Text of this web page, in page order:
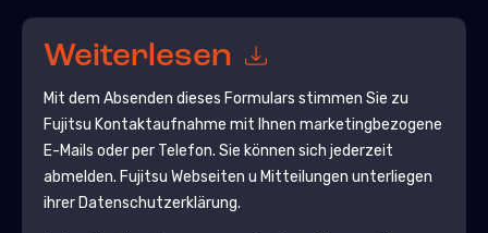
Weiterlesen
Mit dem Absenden dieses Formulars stimmen Sie zu
Fujitsu Kontaktaufnahme mit Ihnen marketingbezogene
E-Mails oder per Telefon. Sie können sich jederzeit
abmelden. Fujitsu Webseiten u Mitteilungen unterliegen
ihrer Datenschutzerklärung.